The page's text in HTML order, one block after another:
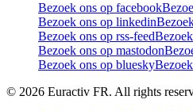
Bezoek ons op facebook
Bezoek ons op linkedin
Bezoek ons op rss-feed
Bezoek ons op mastodon
Bezoek ons op bluesky
© 2026 Euractiv FR. All rights